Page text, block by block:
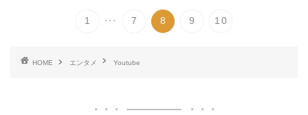
1 ... 7 8 9 10
HOME エンタメ Youtube